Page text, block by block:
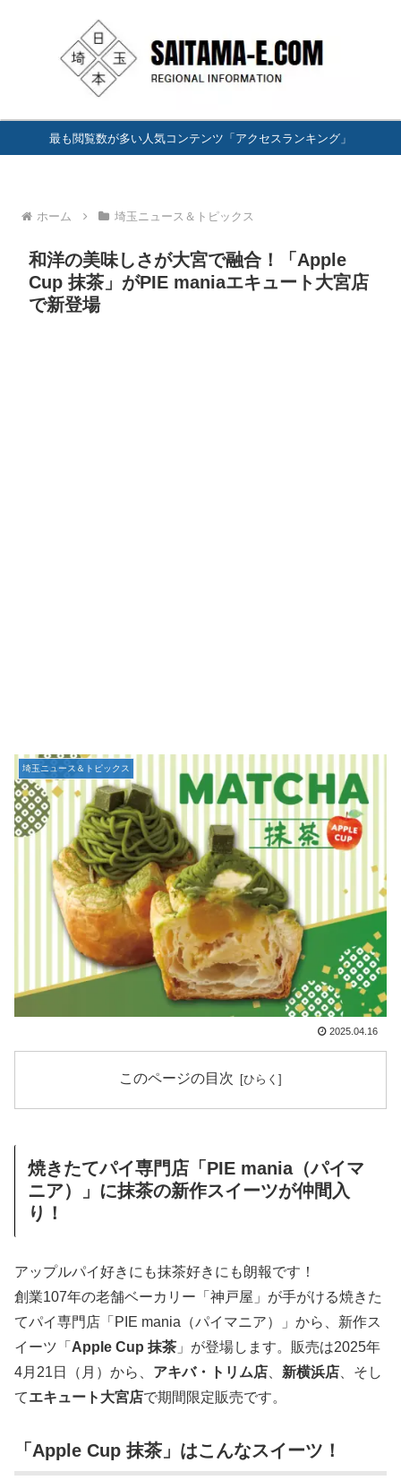
最も閲覧数が多い人気コンテンツ「アクセスランキング」
ホーム 埼玉ニュース＆トピックス
和洋の美味しさが大宮で融合！「Apple
Cup 抹茶」がPIE maniaエキュート大宮店
で新登場
埼玉ニュース＆トピックス
2025.04.16
このページの目次
焼きたてパイ専門店「PIE mania（パイマ
ニア）」に抹茶の新作スイーツが仲間入
り！
アップルパイ好きにも抹茶好きにも朗報です！
創業107年の老舗ベーカリー「神戸屋」が手がける焼きた
てパイ専門店「PIE mania（パイマニア）」から、新作ス
イーツ「 Apple Cup 抹茶 」が登場します。販売は2025年
4月21日（月）から、 アキバ・トリム店 新横浜店 、そし
てエキュート大宮店で期間限定販売です。
「Apple Cup 抹茶」はこんなスイーツ！